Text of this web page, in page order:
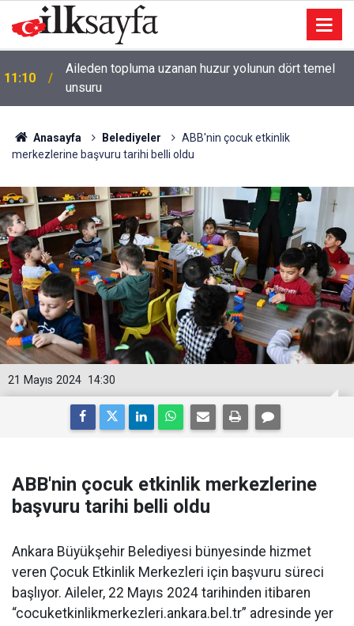
11:10
Aileden topluma uzanan huzur yolunun dört temel
unsuru
Anasayfa Belediyeler
ABB'nin çocuk etkinlik
merkezlerine başvuru tarihi belli oldu
14:30
21 Mayıs 2024
ABB'nin çocuk etkinlik merkezlerine
başvuru tarihi belli oldu
Ankara Büyükşehir Belediyesi bünyesinde hizmet
veren Çocuk Etkinlik Merkezleri için başvuru süreci
başlıyor. Aileler, 22 Mayıs 2024 tarihinden itibaren
“cocuketkinlikmerkezleri.ankara.bel.tr” adresinde yer